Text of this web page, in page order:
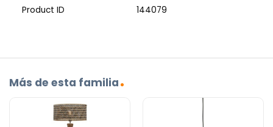
Product ID
144079
Más de esta familia